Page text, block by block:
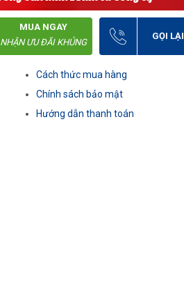
MUA NGAY
NHẬN ƯU ĐÃI KHỦNG
GỌI
Cách thức mua hàng
Chính sách bảo mật
Hướng dẫn thanh toán